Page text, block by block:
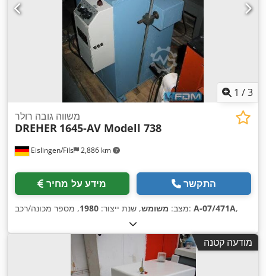
1 /3
Eislingen/Fils 2,886 km
משווה גובה רולר
DREHER 1645-AV Modell 738
מידע על מחיר התקשר
מצב: משומש, שנת ייצור: 1980 , מספר מכונה/רכב: A-07/471A,
מודעה קטנה